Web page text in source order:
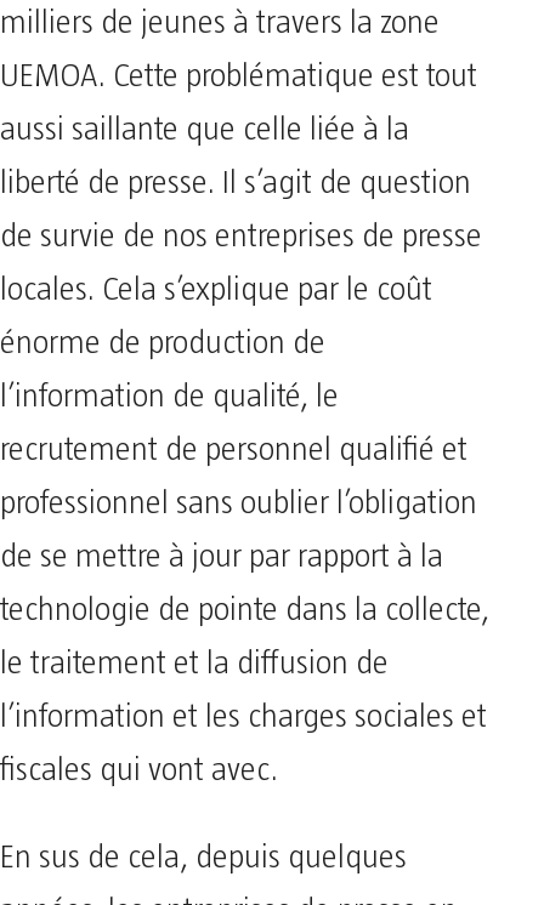
milliers de jeunes à travers la zone
UEMOA. Cette problématique est tout
aussi saillante que celle liée à la
liberté de presse. Il s’agit de question
de survie de nos entreprises de presse
locales. Cela s’explique par le coût
énorme de production de
l’information de qualité, le
recrutement de personnel qualifié et
professionnel sans oublier l’obligation
de se mettre à jour par rapport à la
technologie de pointe dans la collecte,
le traitement et la diffusion de
l’information et les charges sociales et
fiscales qui vont avec.
En sus de cela, depuis quelques